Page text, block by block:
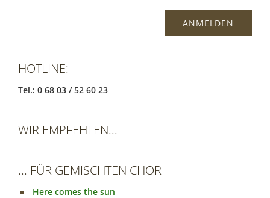
HOTLINE:
Tel.: 0 68 03 / 52 60 23
WIR EMPFEHLEN...
... FÜR GEMISCHTEN CHOR
Here comes the sun